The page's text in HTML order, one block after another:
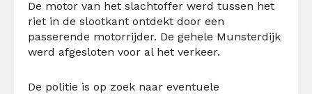
De motor van het slachtoffer werd tussen het
riet in de slootkant ontdekt door een
passerende motorrijder. De gehele Munsterdijk
werd afgesloten voor al het verkeer.
De politie is op zoek naar eventuele